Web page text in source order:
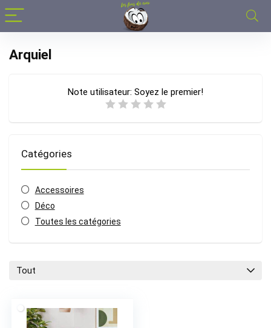
Arquiel
Note utilisateur: Soyez le premier!
Catégories
Accessoires
Déco
Toutes les catégories
Tout